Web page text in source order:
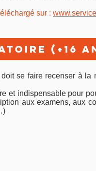
sur :
(+16
se faire recenser à
et indispensable pour
aux examens, aux
)